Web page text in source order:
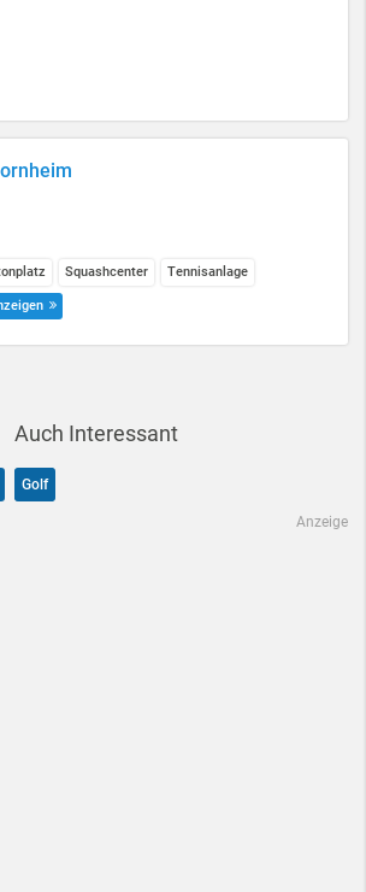
Squashcenter Tennisanlage
Auch Interessant
Golf
Anzeige